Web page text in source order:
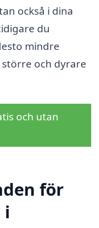
också i dina
du
mindre
och dyrare
och utan
för
i